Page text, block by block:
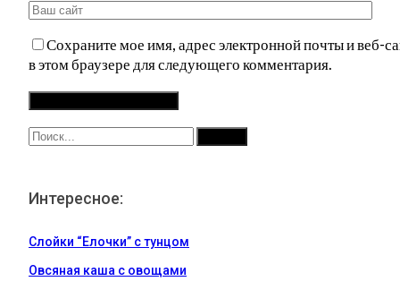
Сохраните мое имя, адрес электронной почты и веб-
в этом браузере для следующего комментария.
Интересное:
Слойки “Елочки” с тунцом
Овсяная каша с овощами